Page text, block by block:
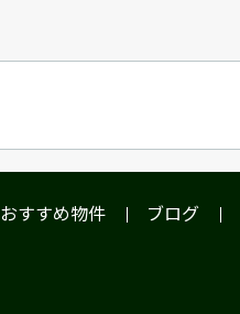
おすすめ物件 ブログ